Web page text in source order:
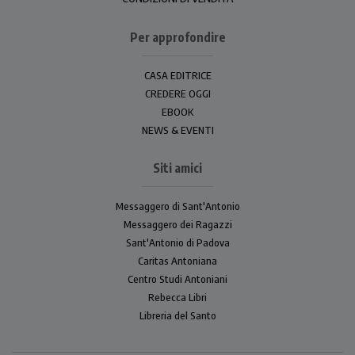
Per approfondire
CASA EDITRICE
CREDERE OGGI
EBOOK
NEWS & EVENTI
Siti amici
Messaggero di Sant'Antonio
Messaggero dei Ragazzi
Sant'Antonio di Padova
Caritas Antoniana
Centro Studi Antoniani
Rebecca Libri
Libreria del Santo